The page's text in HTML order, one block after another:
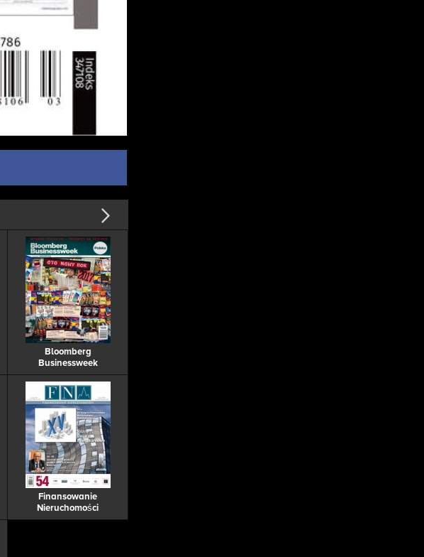
Bloomberg
Businessweek
Finansowanie
Nieruchomości